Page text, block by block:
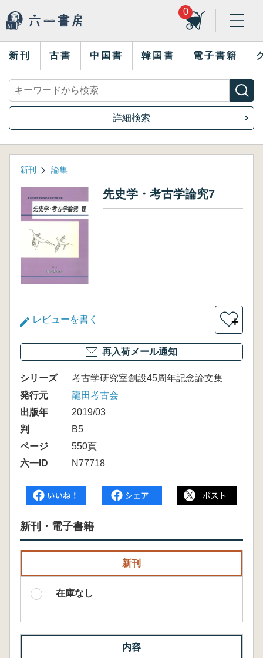
0
新刊 古書 中国書 韓国書 電子書籍
詳細検索
新刊 論集
先史学・考古学論究7
レビューを書く ＋
再入荷メール通知
シリーズ
考古学研究室創設45周年記念論文集
発行元
龍田考古会
出版年
2019/03
判
B5
ページ
550頁
六一ID
N77718
新刊・電子書籍
新刊
在庫なし
内容